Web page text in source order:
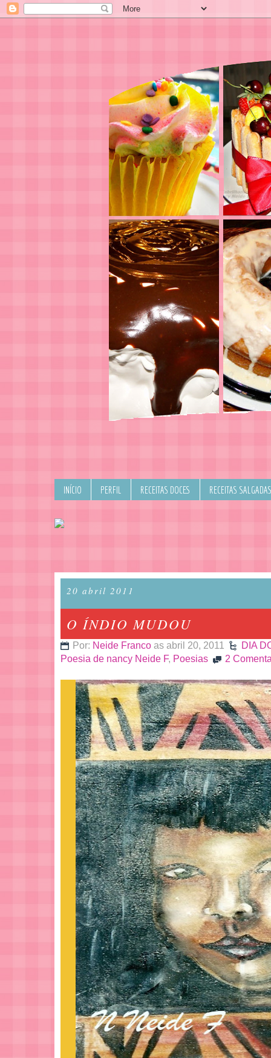
INÍCIO PERFIL RECEITAS DOCES RECEITAS SALGADAS
20 abril 2011
O ÍNDIO MUDOU
Por: Neide Franco as abril 20, 2011
DIA
Poesia de nancy Neide F, Poesias 2